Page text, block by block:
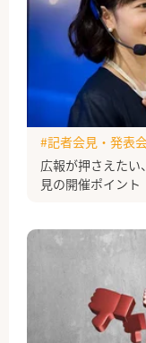
広報が押さえた
見の開催ポイント
#記者会見・発表